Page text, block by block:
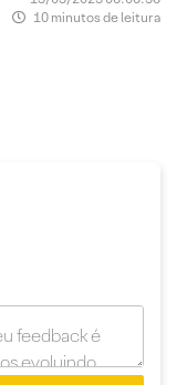
10 minutos de leitura